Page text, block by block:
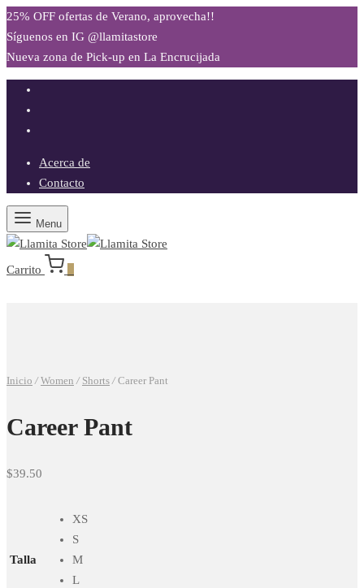
25% OFF ofertas de Verano, aprovecha!!
Síguenos en IG @llamitastore
Nueva zona de Pick-up en La Encrucijada
Acerca de
Contacto
Menu
Carrito
Inicio / Women / Shorts /Career Pant
Career Pant
$39.50
Talla
XS
S
M
L